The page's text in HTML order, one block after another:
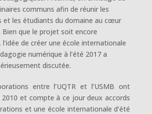
communs afin de réunir les
et les étudiants du domaine au cœur
Bien que le projet soit encore
de créer une école internationale
numérique à l’été 2017 a
discutée.
entre l’UQTR et l’USMB ont
et compte à ce jour deux accords
et une école internationale d’été